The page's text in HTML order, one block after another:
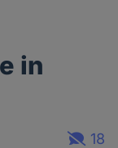
in
18